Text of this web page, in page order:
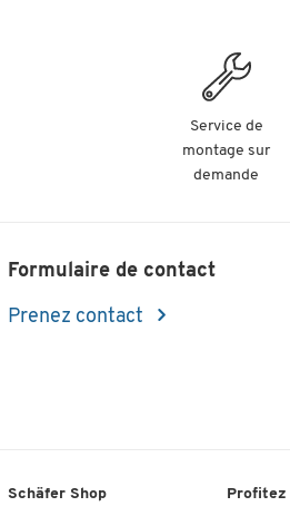
Service de
montage sur
demande
Formulaire de contact
Prenez contact
Schäfer Shop Profitez